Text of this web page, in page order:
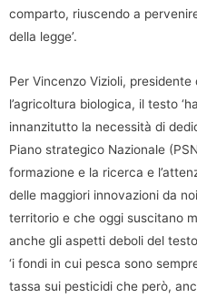
comparto, riuscendo a
della legge’.
Per Vincenzo Vizioli,
l’agricoltura biologica, il testo
innanzitutto la necessità di
Piano strategico Nazionale
formazione e la ricerca e
delle maggiori innovazioni da
territorio e che oggi suscitano
anche gli aspetti deboli del
‘i fondi in cui pesca sono
tassa sui pesticidi che però,